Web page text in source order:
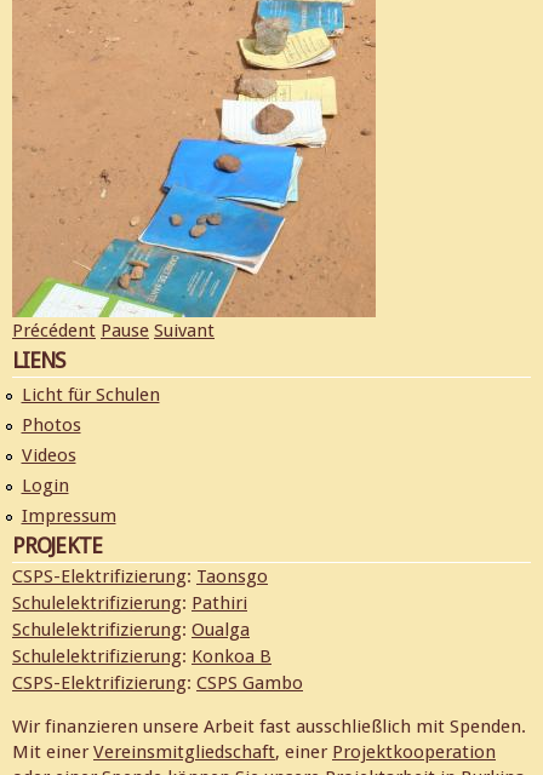
Précédent Pause Suivant
LIENS
Licht für Schulen
Photos
Videos
Login
Impressum
PROJEKTE
CSPS-Elektrifizierung: Taonsgo
Schulelektrifizierung: Pathiri
Schulelektrifizierung: Oualga
Schulelektrifizierung: Konkoa B
CSPS-Elektrifizierung: CSPS Gambo
Wir finanzieren unsere Arbeit fast ausschließlich mit Spenden.
Mit einer Vereinsmitgliedschaft, einer Projektkooperation